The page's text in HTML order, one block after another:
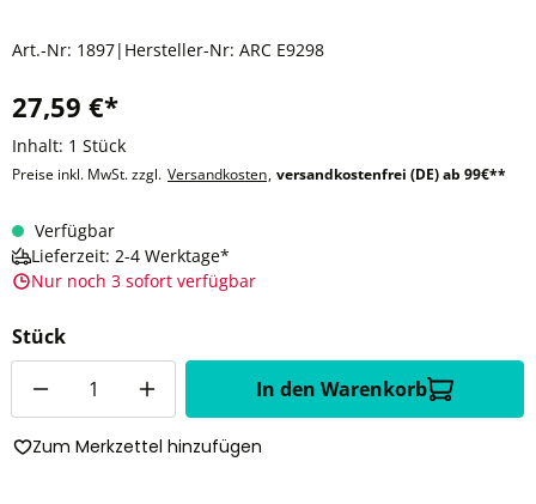
Art.-Nr: 1897| Hersteller-Nr: ARC E9298
27,59 €*
Inhalt: 1 Stück
Preise inkl. MwSt. zzgl. Versandkosten, versandkostenfrei (DE) ab 99€**
Verfügbar
Lieferzeit: 2-4 Werktage*
Nur noch 3 sofort verfügbar
Stück
In den Warenkorb
Zum Merkzettel hinzufügen